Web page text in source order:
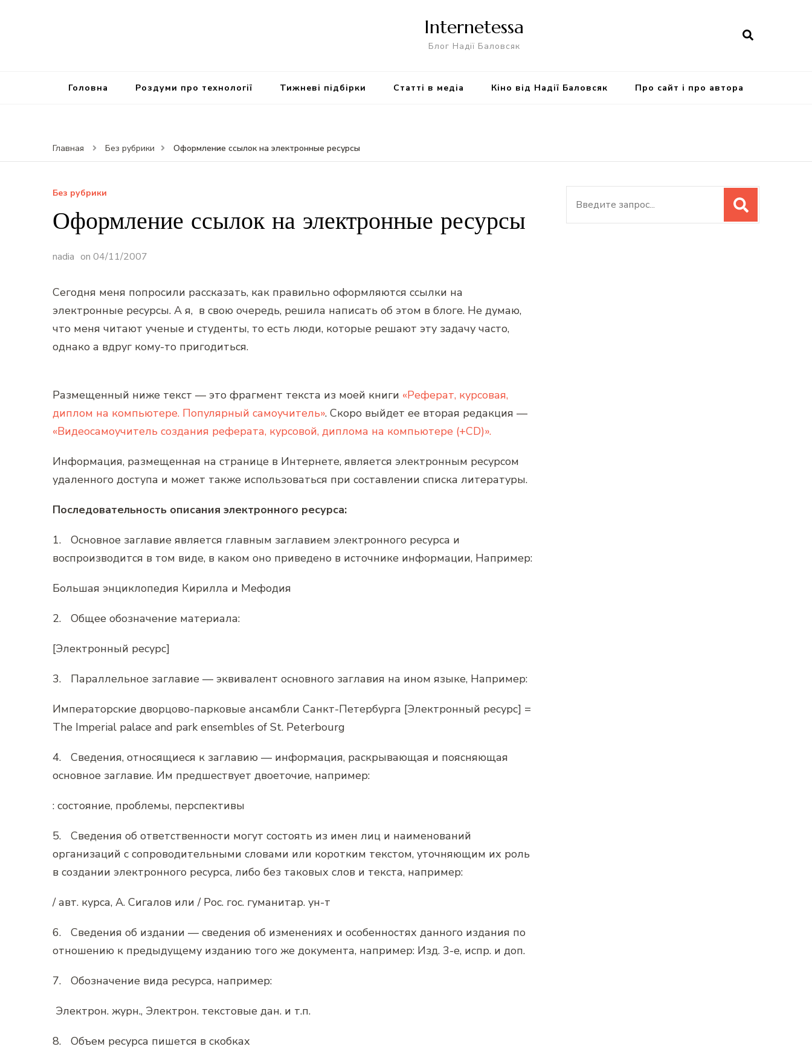
Internetessa
Блог Надії Баловсяк
Головна Роздуми про технології Тижневі підбірки Статті в медіа Кіно від Надії Баловсяк Про сайт і про автора
Главная Без рубрики Оформление ссылок на электронные ресурсы
Без рубрики
Оформление ссылок на электронные ресурсы
nadia on 04/11/2007
Сегодня меня попросили рассказать, как правильно оформляются ссылки на
электронные ресурсы. А я, в свою очередь, решила написать об этом в блоге. Не думаю,
что меня читают ученые и студенты, то есть люди, которые решают эту задачу часто,
однако а вдруг кому-то пригодиться.
Размещенный ниже текст — это фрагмент текста из моей книги «Реферат, курсовая,
диплом на компьютере. Популярный самоучитель». Скоро выйдет ее вторая редакция —
«Видеосамоучитель создания реферата, курсовой, диплома на компьютере (+CD)».
Информация, размещенная на странице в Интернете, является электронным ресурсом
удаленного доступа и может также использоваться при составлении списка литературы.
Последовательность описания электронного ресурса:
1.
Основное заглавие является главным заглавием электронного ресурса и
воспроизводится в том виде, в каком оно приведено в источнике информации, Например:
Большая энциклопедия Кирилла и Мефодия
2. Общее обозначение материала:
[Электронный ресурс]
3. Параллельное заглавие — эквивалент основного заглавия на ином языке, Например:
Императорские дворцово-парковые ансамбли Санкт-Петербурга [Электронный ресурс] =
The Imperial palace and park ensembles of St. Peterbourg
4.
Сведения, относящиеся к заглавию — информация, раскрывающая и поясняющая
основное заглавие. Им предшествует двоеточие, например:
: состояние, проблемы, перспективы
5.
Сведения об ответственности могут состоять из имен лиц и наименований
организаций с сопроводительными словами или коротким текстом, уточняющим их роль
в создании электронного ресурса, либо без таковых слов и текста, например:
/ авт. курса, А. Сигалов или / Рос. гос. гуманитар. ун-т
6.
Сведения об издании — сведения об изменениях и особенностях данного издания по
отношению к предыдущему изданию того же документа, например: Изд. 3-е, испр. и доп.
7. Обозначение вида ресурса, например:
Электрон. журн., Электрон. текстовые дан. и т.п.
8. Объем ресурса пишется в скобках